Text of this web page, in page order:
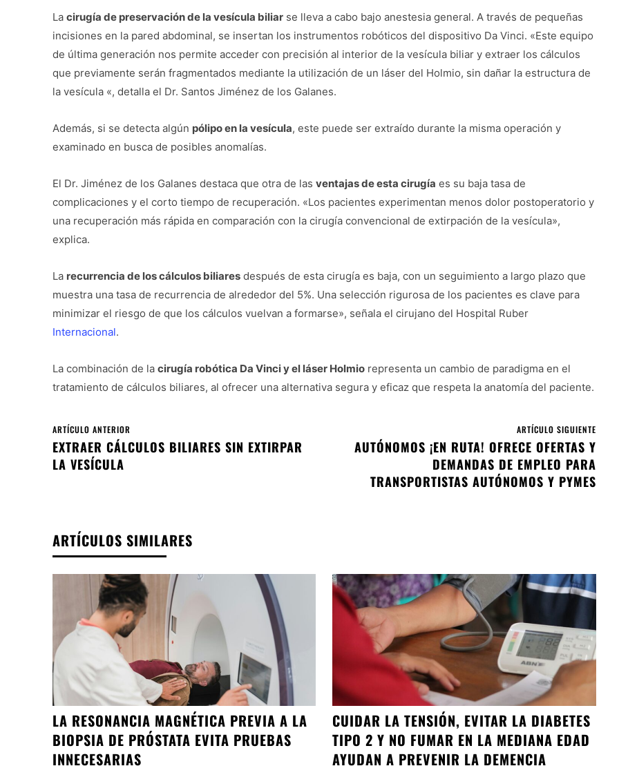
La cirugía de preservación de la vesícula biliar se lleva a cabo bajo anestesia general. A través de pequeñas
incisiones en la pared abdominal, se insertan los instrumentos robóticos del dispositivo Da Vinci. «Este equipo
de última generación nos permite acceder con precisión al interior de la vesícula biliar y extraer los cálculos
que previamente serán fragmentados mediante la utilización de un láser del Holmio, sin dañar la estructura de
la vesícula «, detalla el Dr. Santos Jiménez de los Galanes.
Además, si se detecta algún pólipo en la vesícula, este puede ser extraído durante la misma operación y
examinado en busca de posibles anomalías.
El Dr. Jiménez de los Galanes destaca que otra de las ventajas de esta cirugía es su baja tasa de
complicaciones y el corto tiempo de recuperación. «Los pacientes experimentan menos dolor postoperatorio y
una recuperación más rápida en comparación con la cirugía convencional de extirpación de la vesícula»,
explica.
La recurrencia de los cálculos biliares después de esta cirugía es baja, con un seguimiento a largo plazo que
muestra una tasa de recurrencia de alrededor del 5%. Una selección rigurosa de los pacientes es clave para
minimizar el riesgo de que los cálculos vuelvan a formarse», señala el cirujano del Hospital Ruber
Internacional.
La combinación de la cirugía robótica Da Vinci y el láser Holmio representa un cambio de paradigma en el
tratamiento de cálculos biliares, al ofrecer una alternativa segura y eficaz que respeta la anatomía del paciente.
ARTÍCULO ANTERIOR
EXTRAER CÁLCULOS BILIARES SIN EXTIRPAR
LA VESÍCULA
ARTÍCULO SIGUIENTE
AUTÓNOMOS ¡EN RUTA! OFRECE OFERTAS Y
DEMANDAS DE EMPLEO PARA
TRANSPORTISTAS AUTÓNOMOS Y PYMES
ARTÍCULOS SIMILARES
LA RESONANCIA MAGNÉTICA PREVIA A LA
BIOPSIA DE PRÓSTATA EVITA PRUEBAS
INNECESARIAS
CUIDAR LA TENSIÓN, EVITAR LA DIABETES
TIPO 2 Y NO FUMAR EN LA MEDIANA EDAD
AYUDAN A PREVENIR LA DEMENCIA